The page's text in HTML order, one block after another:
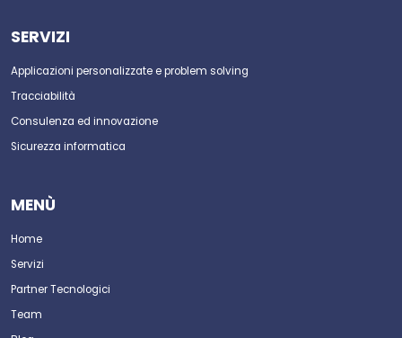
SERVIZI
Applicazioni personalizzate e problem solving
Tracciabilità
Consulenza ed innovazione
Sicurezza informatica
MENÙ
Home
Servizi
Partner Tecnologici
Team